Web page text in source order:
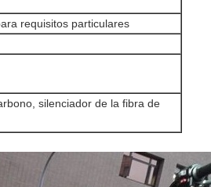
requisitos particulares
silenciador de la fibra de